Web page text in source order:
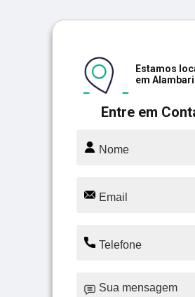
Entre em
Estamos
em Alambari